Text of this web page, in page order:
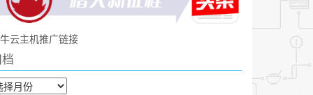
云主机推广链接